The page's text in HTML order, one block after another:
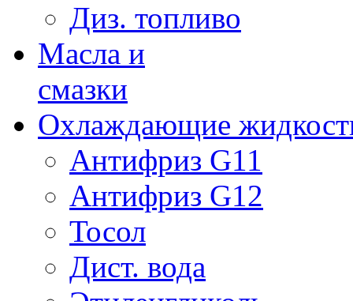
Диз. топливо
Масла и
смазки
Охлаждающие
Антифриз G11
Антифриз G12
Тосол
Дист. вода